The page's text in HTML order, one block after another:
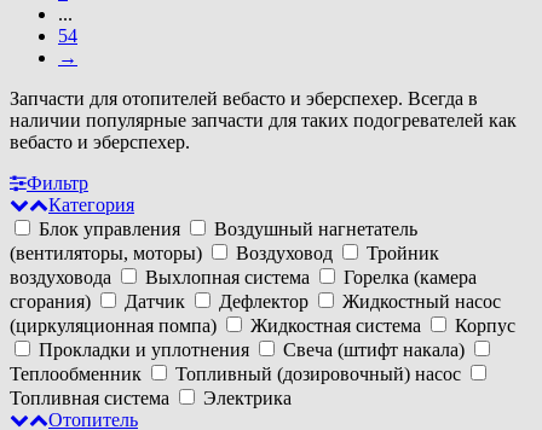
...
54
→
Запчасти для отопителей вебасто и эберспехер. Всегда в
наличии популярные запчасти для таких подогревателей как
вебасто и эберспехер.
Фильтр
Категория
Блок управления
Воздушный нагнетатель
(вентиляторы, моторы)
Воздуховод
Тройник
воздуховода
Выхлопная система
Горелка (камера
сгорания)
Датчик Дефлектор
Жидкостный насос
(циркуляционная помпа)
Жидкостная система
Корпус
Прокладки и уплотнения
Свеча (штифт накала)
Теплообменник
Топливный (дозировочный) насос
Топливная система
Электрика
Отопитель